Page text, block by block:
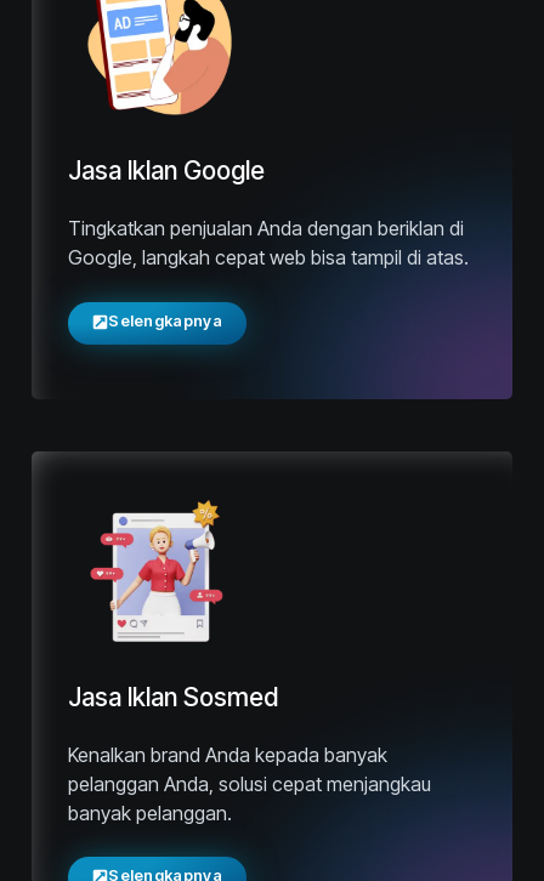
Jasa Iklan Google
Tingkatkan penjualan Anda dengan beriklan di
Google, langkah cepat web bisa tampil di atas.
Selengkapnya
Jasa Iklan Sosmed
Kenalkan brand Anda kepada banyak
pelanggan Anda, solusi cepat menjangkau
banyak pelanggan.
Selengkapnya